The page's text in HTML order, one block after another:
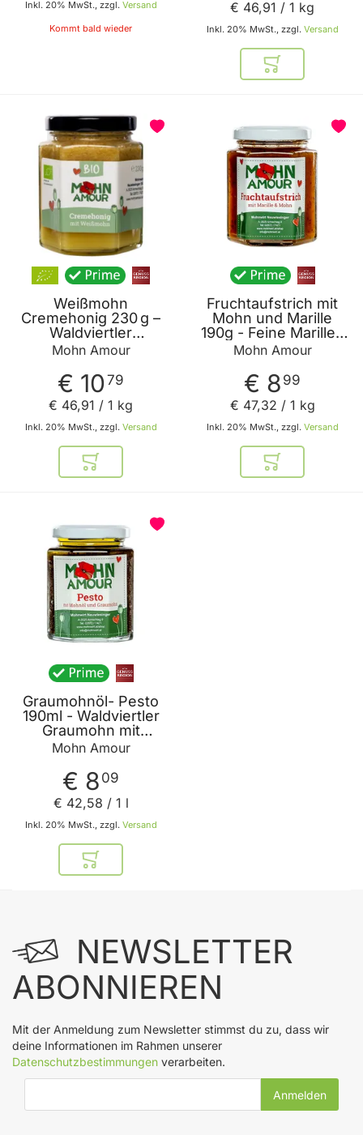
Inkl. 20% MwSt., zzgl. Versand
Kommt bald wieder Inkl. 20% MwSt., zzgl. Versand
€ 46,91 / 1 kg
In den
Weißmohn
Cremehonig 230 g –
Waldviertler
Weissmohn,
Honig – Mohn Amour
Mohn Amour
€ 1079
Inkl. 20% MwSt., zzgl. Versand
€ 46,91 / 1 kg
In den Warenkorb
Fruchtaufstrich mit
Mohn und Marille
190g - Feine Marillen
Marmelade mit
Graumohn ohne Rum
von Mohn Amour
Mohn Amour
€ 8 99
Inkl. 20% MwSt., zzgl. Versand
€ 47,32 / 1 kg
In den
Graumohnöl- Pesto
190ml - Waldviertler
Graumohn mit
Graumohnöl -
Petersilie von Mohn
Amour
Mohn Amour
€ 8 09
Inkl. 20% MwSt., zzgl. Versand
€ 42,58 / 1 l
In den Warenkorb
NEWSLETTER
ABONNIEREN
Mit der Anmeldung zum Newsletter stimmst du zu, dass wir
deine Informationen im Rahmen unserer
Datenschutzbestimmungen verarbeiten.